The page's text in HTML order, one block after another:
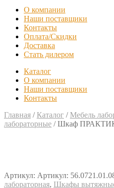
О компании
Наши поставщики
Контакты
Оплата/Скидки
Доставка
Стать дилером
Каталог
О компании
Наши поставщики
Контакты
Главная / Каталог / Мебель
лабораторные /Шкаф
Артикул: Артикул:
лабораторная, Шкафы